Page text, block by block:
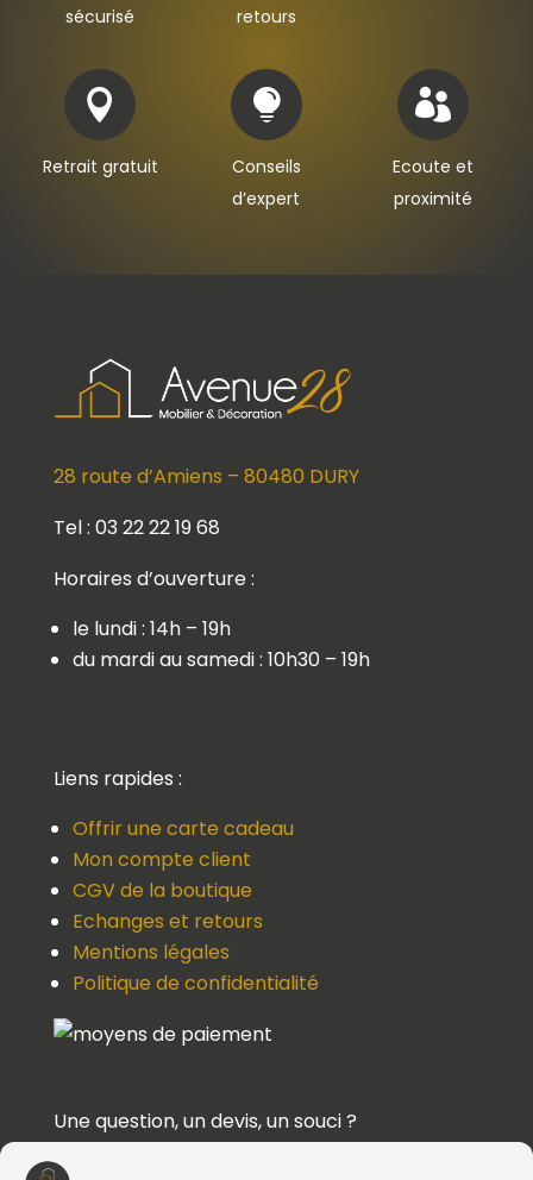
sécurisé
retours

Retrait gratuit

Conseils
d’expert

Ecoute et
proximité
28 route d’Amiens – 80480 DURY
Tel : 03 22 22 19 68
Horaires d’ouverture :
le lundi : 14h – 19h
du mardi au samedi : 10h30 – 19h
Liens rapides :
Offrir une carte cadeau
Mon compte client
CGV de la boutique
Echanges et retours
Mentions légales
Politique de confidentialité
Une question, un devis, un souci ?